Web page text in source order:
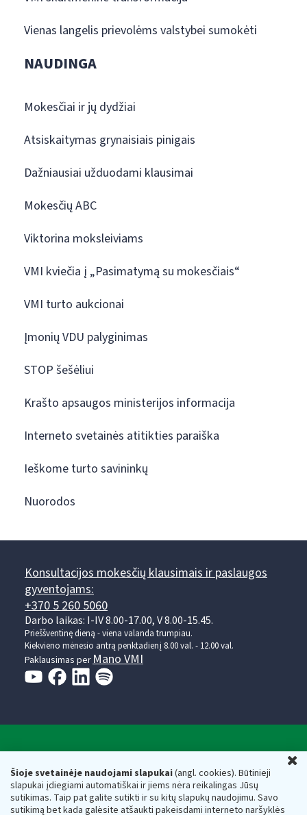
Šioje svetainėje naudojami slapukai(angl. cookies). Būtinieji
slapukai įdiegiami automatiškai ir jiems nėra reikalingas Jūsų
sutikimas. Taip pat galite sutikti ir su kitų slapukų naudojimu. Savo
sutikimą bet kada galėsite atšaukti pakeisdami interneto naršyklės
Vienas langelis prievolėms valstybei sumokėti
NAUDINGA
Mokesčiai ir jų dydžiai
Atsiskaitymas grynaisiais pinigais
Dažniausiai užduodami klausimai
Mokesčių ABC
Viktorina moksleiviams
VMI kviečia į „Pasimatymą su mokesčiais“
VMI turto aukcionai
Įmonių VDU palyginimas
STOP šešėliui
Krašto apsaugos ministerijos informacija
Interneto svetainės atitikties paraiška
Ieškome turto savininkų
Nuorodos
Konsultacijos mokesčių klausimais ir paslaugos
gyventojams:
+370 5 260 5060
Darbo laikas: I-IV 8.00-17.00, V 8.00-15.45.
Prieššventinę dieną - viena valanda trumpiau.
Kiekvieno mėnesio antrą penktadienį 8.00 val. - 12.00 val.
Paklausimas per Mano VMI
Respublikos finansų ministerijos
Biudžetinė įstaiga. Juridinio asmens kodas — 188659752,
adresas: Vasario 16-osios g. 14, 01107 Vilnius, Lietuva, el.paštas: